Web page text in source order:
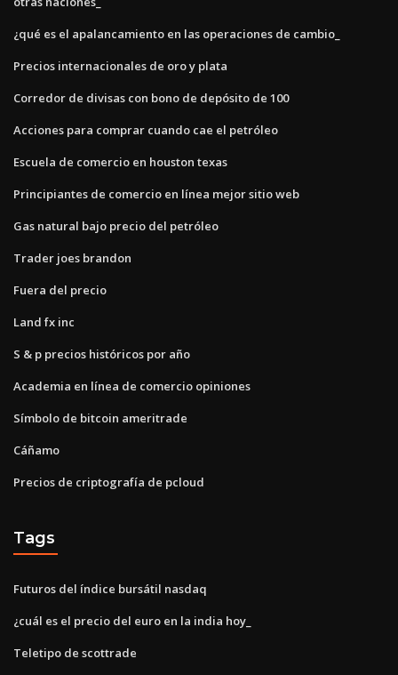
¿qué es el apalancamiento en las operaciones de cambio_
Precios internacionales de oro y plata
Corredor de divisas con bono de depósito de 100
Acciones para comprar cuando cae el petróleo
Escuela de comercio en houston texas
Principiantes de comercio en línea mejor sitio web
Gas natural bajo precio del petróleo
Trader joes brandon
Fuera del precio
Land fx inc
S & p precios históricos por año
Academia en línea de comercio opiniones
Símbolo de bitcoin ameritrade
Cáñamo
Precios de criptografía de pcloud
Tags
Futuros del índice bursátil nasdaq
¿cuál es el precio del euro en la india hoy_
Teletipo de scottrade